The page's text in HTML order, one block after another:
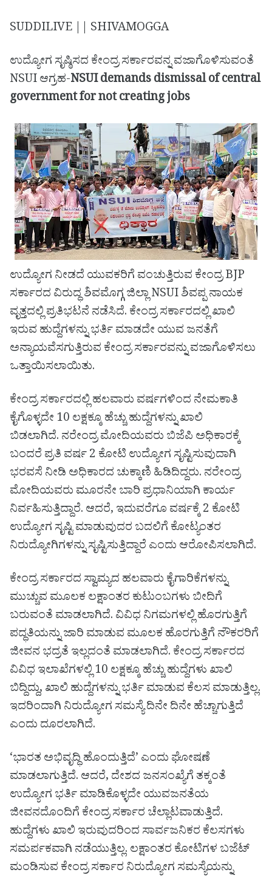
SUDDILIVE || SHIVAMOGGA
ಉದ್ಯೋಗ ಸೃಷ್ಠಿಸದ ಕೇಂದ್ರ ಸರ್ಕಾರವನ್ನ ವಜಾಗೊಳಿಸುವಂತೆ
NSUI ಆಗ್ರಹ-NSUI demands dismissal of central
government for not creating jobs
ಉದ್ಯೋಗ ನೀಡದೆ ಯುವಕರಿಗೆ ವಂಚುತ್ತಿರುವ ಕೇಂದ್ರ BJP
ಸರ್ಕಾರದ ವಿರುದ್ಧ ಶಿವಮೊಗ್ಗ ಜಿಲ್ಲಾ NSUI ಶಿವಪ್ಪ ನಾಯಕ
ವೃತ್ತದಲ್ಲಿ ಪ್ರತಿಭಟನೆ ನಡೆಸಿದೆ. ಕೇಂದ್ರ ಸರ್ಕಾರದಲ್ಲಿ ಖಾಲಿ
ಇರುವ ಹುದ್ದೆಗಳನ್ನು ಭರ್ತಿ ಮಾಡದೇ ಯುವ ಜನತೆಗೆ
ಅನ್ಯಾಯವೆಸಗುತ್ತಿರುವ ಕೇಂದ್ರ ಸರ್ಕಾರವನ್ನು ವಜಾಗೊಳಿಸಲು
ಒತ್ತಾಯಿಸಲಾಯಿತು.
ಕೇಂದ್ರ ಸರ್ಕಾರದಲ್ಲಿ ಹಲವಾರು ವರ್ಷಗಳಿಂದ ನೇಮಕಾತಿ
ಕೈಗೊಳ್ಳದೇ 10 ಲಕ್ಷಕ್ಕೂ ಹೆಚ್ಚು ಹುದ್ದೆಗಳನ್ನು ಖಾಲಿ
ಬಿಡಲಾಗಿದೆ. ನರೇಂದ್ರ ಮೋದಿಯವರು ಬಿಜೆಪಿ ಅಧಿಕಾರಕ್ಕೆ
ಬಂದರೆ ಪ್ರತಿ ವರ್ಷ 2 ಕೋಟಿ ಉದ್ಯೋಗ ಸೃಷ್ಟಿಸುವುದಾಗಿ
ಭರವಸೆ ನೀಡಿ ಅಧಿಕಾರದ ಚುಕ್ಕಾಣಿ ಹಿಡಿದಿದ್ದರು. ನರೇಂದ್ರ
ಮೋದಿಯವರು ಮೂರನೇ ಬಾರಿ ಪ್ರಧಾನಿಯಾಗಿ ಕಾರ್ಯ
ನಿರ್ವಹಿಸುತ್ತಿದ್ದಾರೆ. ಆದರೆ, ಇದುವರೆಗೂ ವರ್ಷಕ್ಕೆ 2 ಕೋಟಿ
ಉದ್ಯೋಗ ಸೃಷ್ಟಿ ಮಾಡುವುದರ ಬದಲಿಗೆ ಕೋಟ್ಯಂತರ
ನಿರುದ್ಯೋಗಿಗಳನ್ನು ಸೃಷ್ಟಿಸುತ್ತಿದ್ದಾರೆ ಎಂದು ಆರೋಪಿಸಲಾಗಿದೆ.
ಕೇಂದ್ರ ಸರ್ಕಾರದ ಸ್ವಾಮ್ಯದ ಹಲವಾರು ಕೈಗಾರಿಕೆಗಳನ್ನು
ಮುಚ್ಚುವ ಮೂಲಕ ಲಕ್ಷಾಂತರ ಕುಟುಂಬಗಳು ಬೀದಿಗೆ
ಬರುವಂತೆ ಮಾಡಲಾಗಿದೆ. ವಿವಿಧ ನಿಗಮಗಳಲ್ಲಿ ಹೊರಗುತ್ತಿಗೆ
ಪದ್ಧತಿಯನ್ನು ಜಾರಿ ಮಾಡುವ ಮೂಲಕ ಹೊರಗುತ್ತಿಗೆ ನೌಕರರಿಗೆ
ಜೀವನ ಭದ್ರತೆ ಇಲ್ಲದಂತೆ ಮಾಡಲಾಗಿದೆ. ಕೇಂದ್ರ ಸರ್ಕಾರದ
ವಿವಿಧ ಇಲಾಖೆಗಳಲ್ಲಿ 10 ಲಕ್ಷಕ್ಕೂ ಹೆಚ್ಚು ಹುದ್ದೆಗಳು ಖಾಲಿ
ಬಿದ್ದಿದ್ದು, ಖಾಲಿ ಹುದ್ದೆಗಳನ್ನು ಭರ್ತಿ ಮಾಡುವ ಕೆಲಸ ಮಾಡುತ್ತಿಲ್ಲ.
ಇದರಿಂದಾಗಿ ನಿರುದ್ಯೋಗ ಸಮಸ್ಯೆ ದಿನೇ ದಿನೇ ಹೆಚ್ಚಾಗುತ್ತಿದೆ
ಎಂದು ದೂರಲಾಗಿದೆ.
‘ಭಾರತ ಅಭಿವೃದ್ಧಿ ಹೊಂದುತ್ತಿದೆ’ ಎಂದು ಘೋಷಣೆ
ಮಾಡಲಾಗುತ್ತಿದೆ. ಆದರೆ, ದೇಶದ ಜನಸಂಖ್ಯೆಗೆ ತಕ್ಕಂತೆ
ಉದ್ಯೋಗ ಭರ್ತಿ ಮಾಡಿಕೊಳ್ಳದೇ ಯುವಜನತೆಯ
ಜೀವನದೊಂದಿಗೆ ಕೇಂದ್ರ ಸರ್ಕಾರ ಚೆಲ್ಲಾಟವಾಡುತ್ತಿದೆ.
ಹುದ್ದೆಗಳು ಖಾಲಿ ಇರುವುದರಿಂದ ಸಾರ್ವಜನಿಕರ ಕೆಲಸಗಳು
ಸಮರ್ಪಕವಾಗಿ ನಡೆಯುತ್ತಿಲ್ಲ. ಲಕ್ಷಾಂತರ ಕೋಟಿಗಳ ಬಜೆಟ್
ಮಂಡಿಸುವ ಕೇಂದ್ರ ಸರ್ಕಾರ ನಿರುದ್ಯೋಗ ಸಮಸ್ಯೆಯನ್ನು